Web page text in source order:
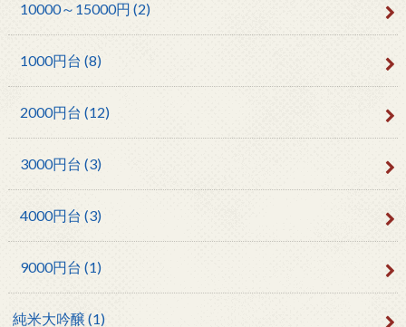
10000～15000円 (2)
1000円台 (8)
2000円台 (12)
3000円台 (3)
4000円台 (3)
9000円台 (1)
純米大吟醸 (1)